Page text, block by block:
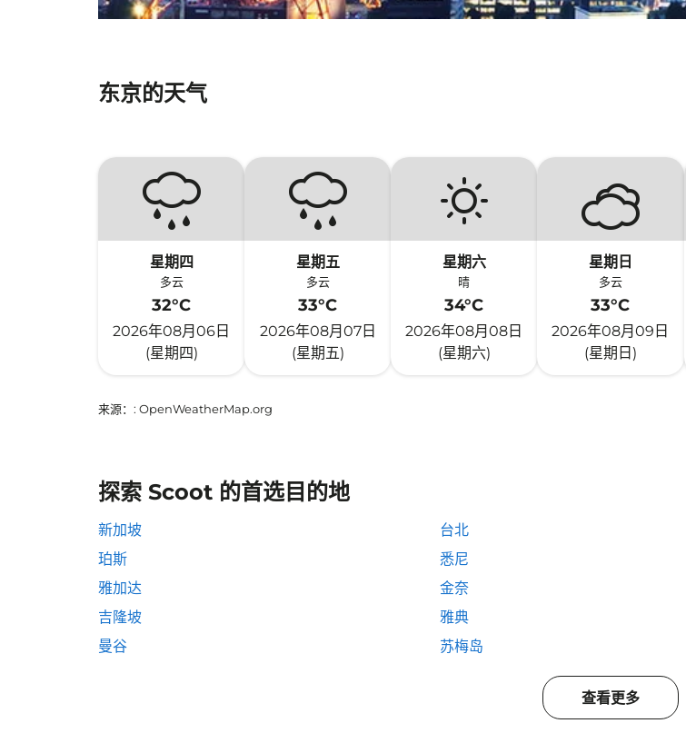
东京的天气
星期四
多云
32°C
2026年08月06日
(星期四)
星期五
多云
33°C
2026年08月07日
(星期五)
星期六
晴
34°C
2026年08月08日
(星期六)
星期日
多云
33°C
2026年08月09日
(星期日)
来源： : OpenWeatherMap.org
探索 Scoot 的首选目的地
新加坡 台北
珀斯
悉尼
雅加达
金奈
吉隆坡
雅典
曼谷
苏梅岛
查看更多